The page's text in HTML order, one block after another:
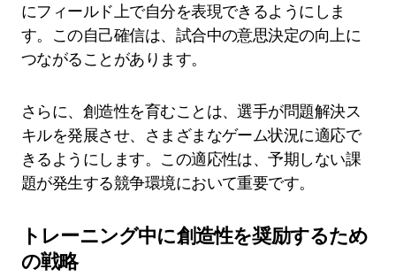
にフィールド上で自分を表現できるようにしま
す。この自己確信は、試合中の意思決定の向上に
つながることがあります。
さらに、創造性を育むことは、選手が問題解決ス
キルを発展させ、さまざまなゲーム状況に適応で
きるようにします。この適応性は、予期しない課
題が発生する競争環境において重要です。
トレーニング中に創造性を奨励するため
の戦略